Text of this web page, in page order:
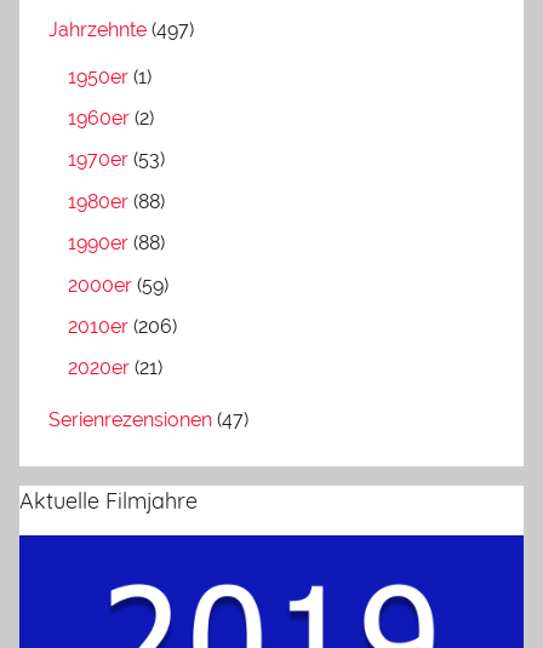
Jahrzehnte (497)
1950er (1)
1960er (2)
1970er (53)
1980er (88)
1990er (88)
2000er (59)
2010er (206)
2020er (21)
Serienrezensionen (47)
Aktuelle Filmjahre